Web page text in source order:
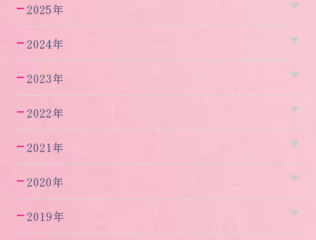
2025年
2024年
2023年
2022年
2021年
2020年
2019年